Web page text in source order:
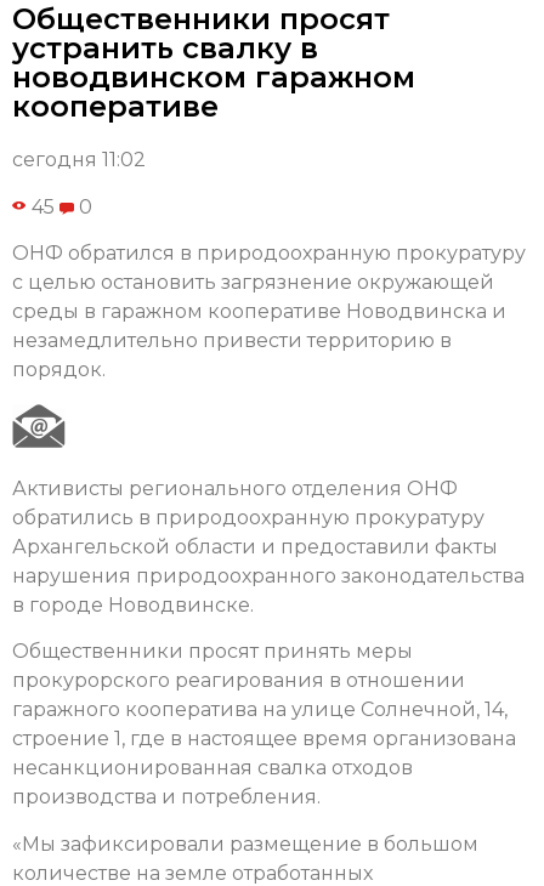
Общественники просят
устранить свалку в
новодвинском гаражном
кооперативе
сегодня 11:02
45 0
ОНФ обратился в природоохранную прокуратуру
с целью остановить загрязнение окружающей
среды в гаражном кооперативе Новодвинска и
незамедлительно привести территорию в
порядок.
Активисты регионального отделения ОНФ
обратились в природоохранную прокуратуру
Архангельской области и предоставили факты
нарушения природоохранного законодательства
в городе Новодвинске.
Общественники просят принять меры
прокурорского реагирования в отношении
гаражного кооператива на улице Солнечной, 14,
строение 1, где в настоящее время организована
несанкционированная свалка отходов
производства и потребления.
«Мы зафиксировали размещение в большом
количестве на земле отработанных